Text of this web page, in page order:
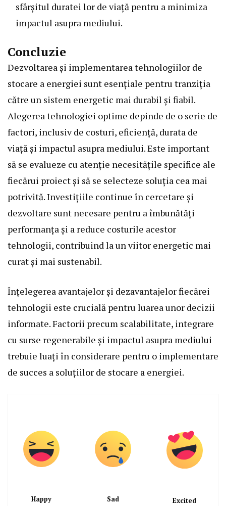
sfârșitul duratei lor de viață pentru a minimiza
impactul asupra mediului.
Concluzie
Dezvoltarea și implementarea tehnologiilor de
stocare a energiei sunt esențiale pentru tranziția
către un sistem energetic mai durabil și fiabil.
Alegerea tehnologiei optime depinde de o serie de
factori, inclusiv de costuri, eficiență, durata de
viață și impactul asupra mediului. Este important
să se evalueze cu atenție necesitățile specifice ale
fiecărui proiect și să se selecteze soluția cea mai
potrivită. Investițiile continue în cercetare și
dezvoltare sunt necesare pentru a îmbunătăți
performanța și a reduce costurile acestor
tehnologii, contribuind la un viitor energetic mai
curat și mai sustenabil.
Înțelegerea avantajelor și dezavantajelor fiecărei
tehnologii este crucială pentru luarea unor decizii
informate. Factorii precum scalabilitate, integrare
cu surse regenerabile și impactul asupra mediului
trebuie luați în considerare pentru o implementare
de succes a soluțiilor de stocare a energiei.
Happy Sad Excited